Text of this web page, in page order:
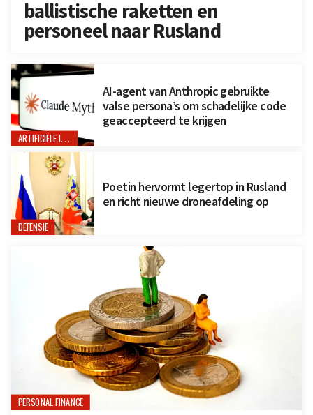
ballistische raketten en
personeel naar Rusland
ARTIFICIËLE INTELLIGENTIE
AI-agent van Anthropic gebruikte
valse persona’s om schadelijke code
geaccepteerd te krijgen
DEFENSIE
Poetin hervormt legertop in Rusland
en richt nieuwe droneafdeling op
PERSONAL FINANCE